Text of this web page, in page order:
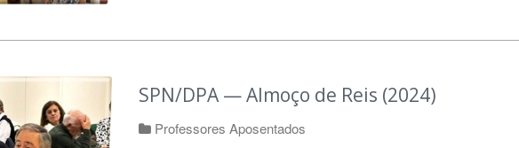
SPN/DPA — Almoço de Reis (2024)
Professores Aposentados